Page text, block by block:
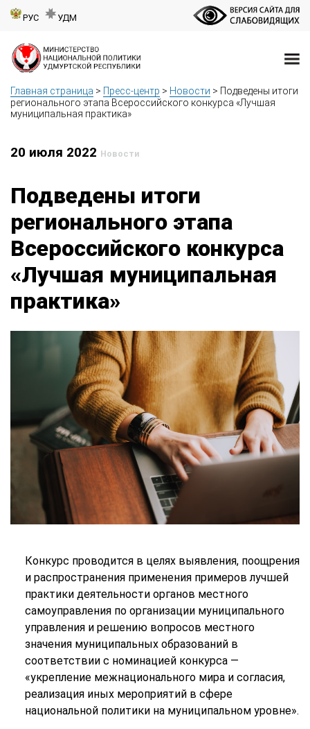
РУС УДМ
Главная страница > Пресс-центр > Новости > Подведены итоги
регионального этапа Всероссийского конкурса «Лучшая
муниципальная практика»
20 июля 2022 Новости
Подведены итоги
регионального этапа
Всероссийского конкурса
«Лучшая муниципальная
практика»
Конкурс проводится в целях выявления, поощрения
и распространения применения примеров лучшей
практики деятельности органов местного
самоуправления по организации муниципального
управления и решению вопросов местного
значения муниципальных образований в
соответствии с номинацией конкурса —
«укрепление межнационального мира и согласия,
реализация иных мероприятий в сфере
национальной политики на муниципальном уровне».